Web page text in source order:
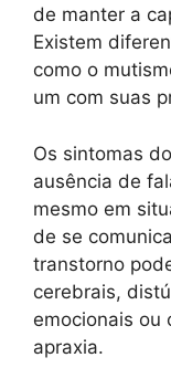
de manter a
Existem
como o
um com suas
Os sintomas
ausência de
mesmo em
de se
transtorno
cerebrais,
emocionais ou
apraxia.